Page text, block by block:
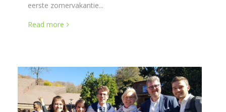
eerste zomervakantie...
Read more